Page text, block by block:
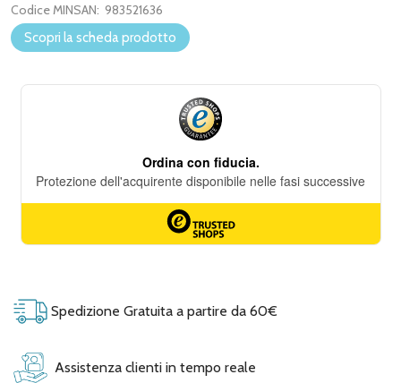
Codice MINSAN: 983521636
Scopri la scheda prodotto
Spedizione Gratuita a partire da 60€
Assistenza clienti in tempo reale